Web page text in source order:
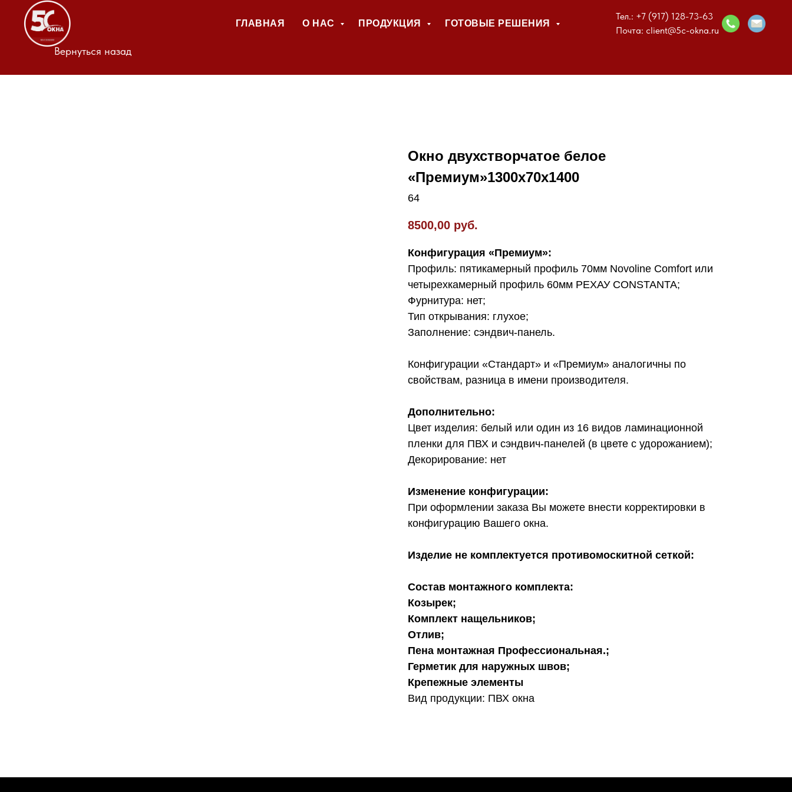
ГЛАВНАЯ О НАС ПРОДУКЦИЯ ГОТОВЫЕ РЕШЕНИЯ
Тел.: +7 (917) 128-73-63
Почта: client@5c-okna.ru
Вернуться назад
Окно двухстворчатое белое
«Премиум»1300x70x1400
64
8500,00 руб.
Конфигурация «Премиум»:
Профиль: пятикамерный профиль 70мм Novoline Comfort или
четырехкамерный профиль 60мм РЕХАУ CONSTANTA;
Фурнитура: нет;
Тип открывания: глухое;
Заполнение: сэндвич-панель.
Конфигурации «Стандарт» и «Премиум» аналогичны по
свойствам, разница в имени производителя.
Дополнительно:
Цвет изделия: белый или один из 16 видов ламинационной
пленки для ПВХ и сэндвич-панелей (в цвете с удорожанием);
Декорирование: нет
Изменение конфигурации:
При оформлении заказа Вы можете внести корректировки в
конфигурацию Вашего окна.
Изделие не комплектуется противомоскитной сеткой:
Состав монтажного комплекта:
Козырек;
Комплект нащельников;
Отлив;
Пена монтажная Профессиональная.;
Герметик для наружных швов;
Крепежные элементы
Вид продукции: ПВХ окна